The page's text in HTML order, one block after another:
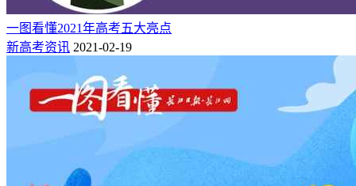
一图看懂2021年高考五大亮点
新高考资讯 2021-02-19